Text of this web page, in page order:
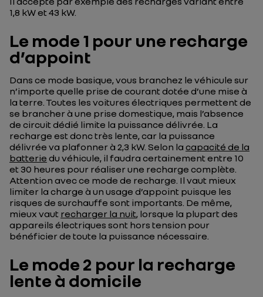
1,8 kW et 43 kW.
Le mode 1 pour une recharge
d’appoint
Dans ce mode basique, vous branchez le véhicule sur
n’importe quelle prise de courant dotée d’une mise à
la terre. Toutes les voitures électriques permettent de
se brancher à une prise domestique, mais l’absence
de circuit dédié limite la puissance délivrée. La
recharge est donc très lente, car la puissance
délivrée va plafonner à 2,3 kW. Selon la capacité de la
batterie du véhicule, il faudra certainement entre 10
et 30 heures pour réaliser une recharge complète.
Attention avec ce mode de recharge. Il vaut mieux
limiter la charge à un usage d’appoint puisque les
risques de surchauffe sont importants. De même,
mieux vaut recharger la nuit, lorsque la plupart des
appareils électriques sont hors tension pour
bénéficier de toute la puissance nécessaire.
Le mode 2 pour la recharge
lente à domicile